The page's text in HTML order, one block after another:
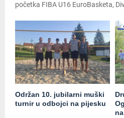
početka FIBA U16 EuroBasketa,
Održan 10. jubilarni muški
turnir u odbojci na pijesku